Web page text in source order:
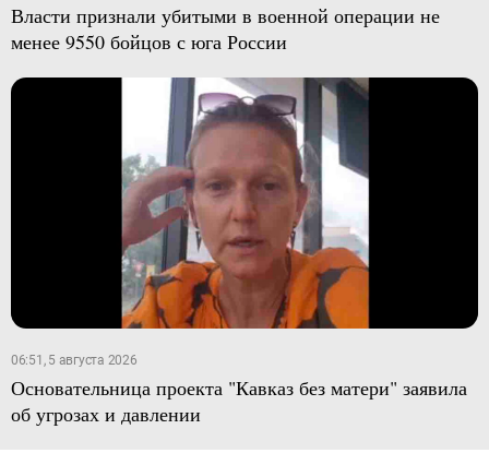
Власти признали убитыми в военной операции не
менее 9550 бойцов с юга России
06:51, 5 августа 2026
Основательница проекта "Кавказ без матери" заявила
об угрозах и давлении